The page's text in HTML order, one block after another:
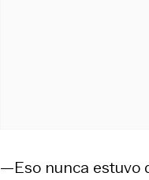
—Eso nunca estuvo